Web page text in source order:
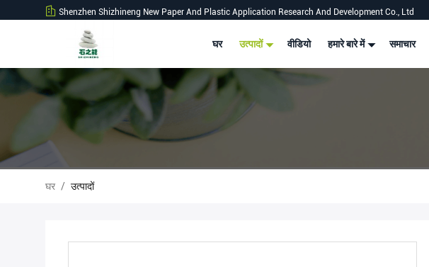
Shenzhen Shizhineng New Paper And Plastic Application Research And Development Co., Ltd
घर उत्पादों वीडियो हमारे बारे में समाचार
घर / उत्पादों